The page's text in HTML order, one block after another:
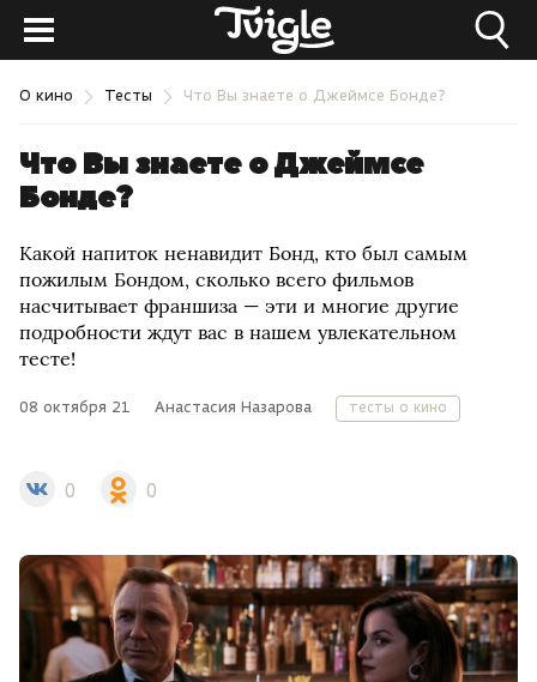
О кино Тесты Что Вы знаете о Джеймсе Бонде?
Что Вы знаете о Джеймсе
Бонде?
Какой напиток ненавидит Бонд, кто был самым
пожилым Бондом, сколько всего фильмов
насчитывает франшиза — эти и многие другие
подробности ждут вас в нашем увлекательном
тесте!
08 октября 21 Анастасия Назарова тесты о кино
0 0